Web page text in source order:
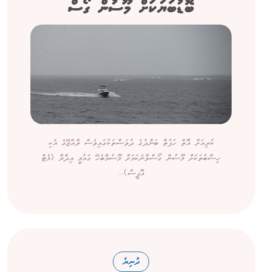
ބޮޑުބަޔަކަށް މޫސުން ގޯސް
ކުރިއަށް އޮތް ހަފުތާ ބަންދުގެ ދުވަސްތަކުގައިވެސް ރާއްޖޭގެ އެކި
ހިސާބުތަކަށް މޫސުން ގޯސްވާނެކަމަށް މޫސުމާބެހޭ ގައުމީ އިދާރާ (މެޓް
އޮފީސް)...
ދުނިޔެ